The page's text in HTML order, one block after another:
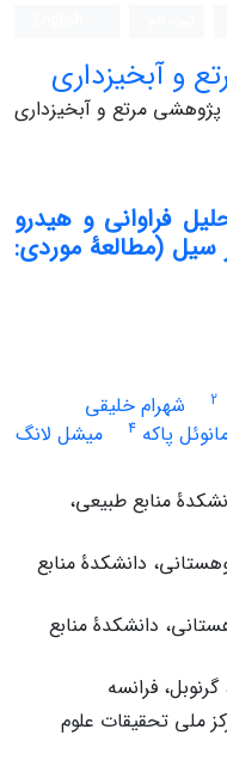
و آبخیزداری
مرتع و آبخیزداری
فراوانی و هیدرو
سیل (مطالعۀ موردی:
2
شهرام خلیقی
پاکه 4 میشل لانگ
منابع طبیعی،
دانشکدۀ منابع
دانشکدۀ منابع
ملی تحقیقات علوم